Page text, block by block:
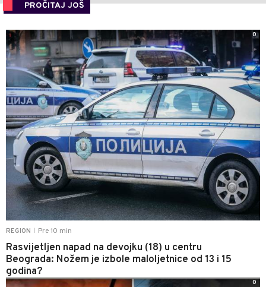
PROČITAJ JOŠ
REGION Pre 10 min
Rasvijetljen napad na devojku (18) u centru
Beograda: Nožem je izbole maloljetnice od 13 i 15
godina?
0
0